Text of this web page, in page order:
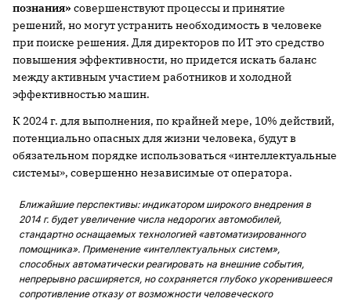
познания» совершенствуют процессы и принятие
решений, но могут устранить необходимость в человеке
при поиске решения. Для директоров по ИТ это средство
повышения эффективности, но придется искать баланс
между активным участием работников и холодной
эффективностью машин.
К 2024 г. для выполнения, по крайней мере, 10% действий,
потенциально опасных для жизни человека, будут в
обязательном порядке использоваться «интеллектуальные
системы», совершенно независимые от оператора.
Ближайшие перспективы: индикатором широкого внедрения в
2014 г. будет увеличение числа недорогих автомобилей,
стандартно оснащаемых технологией «автоматизированного
помощника». Применение «интеллектуальных систем»,
способных автоматически реагировать на внешние события,
непрерывно расширяется, но сохраняется глубоко укоренившееся
сопротивление отказу от возможности человеческого